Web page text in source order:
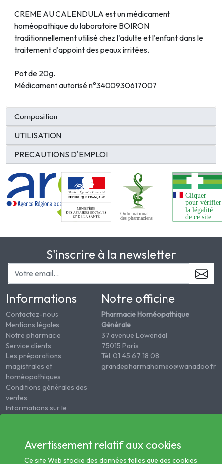
CREME AU CALENDULA est un médicament
homéopathique du laboratoire BOIRON
traditionnellement utilisé chez l'adulte et l'enfant dans le
traitement d'appoint des peaux irritées.
Pot de 20g.
Médicament autorisé n°3400930617007
Composition
UTILISATION
PRECAUTIONS D'EMPLOI
S'inscrire à la newsletter
Informations
Contactez-nous
Mentions légales
Notre pharmacie
Service clients
Les préparations
magistrales et
homéopathiques
Conditions générales des
ventes
Informations sur le
Notre officine
Pharmacie Homéopathique
Générale
37 avenue Lowendal
75015 Paris
Tél. 01 45 67 18 08
grandepharmahomeo@wanadoo.fr
Avertissement relatif aux cookies
Ce site Web stocke des données telles que des cookies